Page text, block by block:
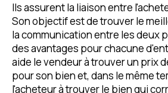
Ils assurent la liaison entre
Son objectif est de trouver le
la communication entre les deux
des avantages pour chacune
aide le vendeur à trouver un prix
pour son bien et, dans le même
l'acheteur à trouver le bien qui